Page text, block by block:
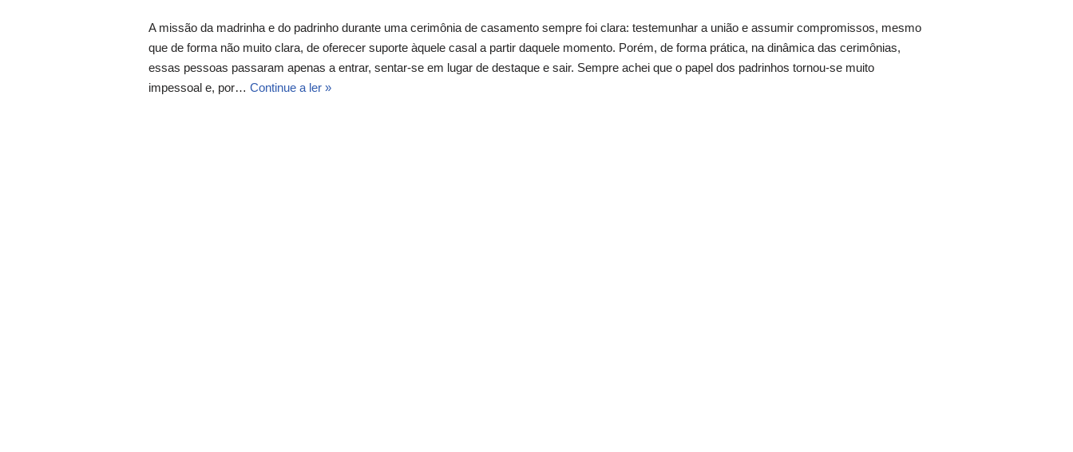
A missão da madrinha e do padrinho durante uma cerimônia de casamento sempre foi clara: testemunhar a união e assumir compromissos, mesmo
que de forma não muito clara, de oferecer suporte àquele casal a partir daquele momento. Porém, de forma prática, na dinâmica das cerimônias,
essas pessoas passaram apenas a entrar, sentar-se em lugar de destaque e sair. Sempre achei que o papel dos padrinhos tornou-se muito
impessoal e, por… Continue a ler »